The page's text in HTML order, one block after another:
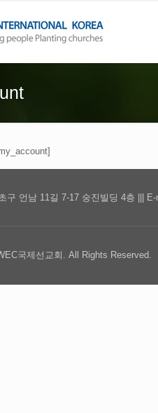
구 언남 11길 7-17 숭진빌딩 4층 |||
국제선교회. All Rights Reserved.